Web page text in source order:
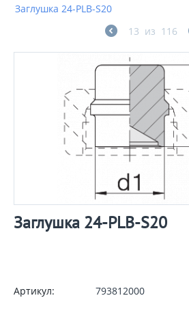
Заглушка 24-PLB-S20
13 из 116
Заглушка 24-PLB-S20
Артикул: 793812000